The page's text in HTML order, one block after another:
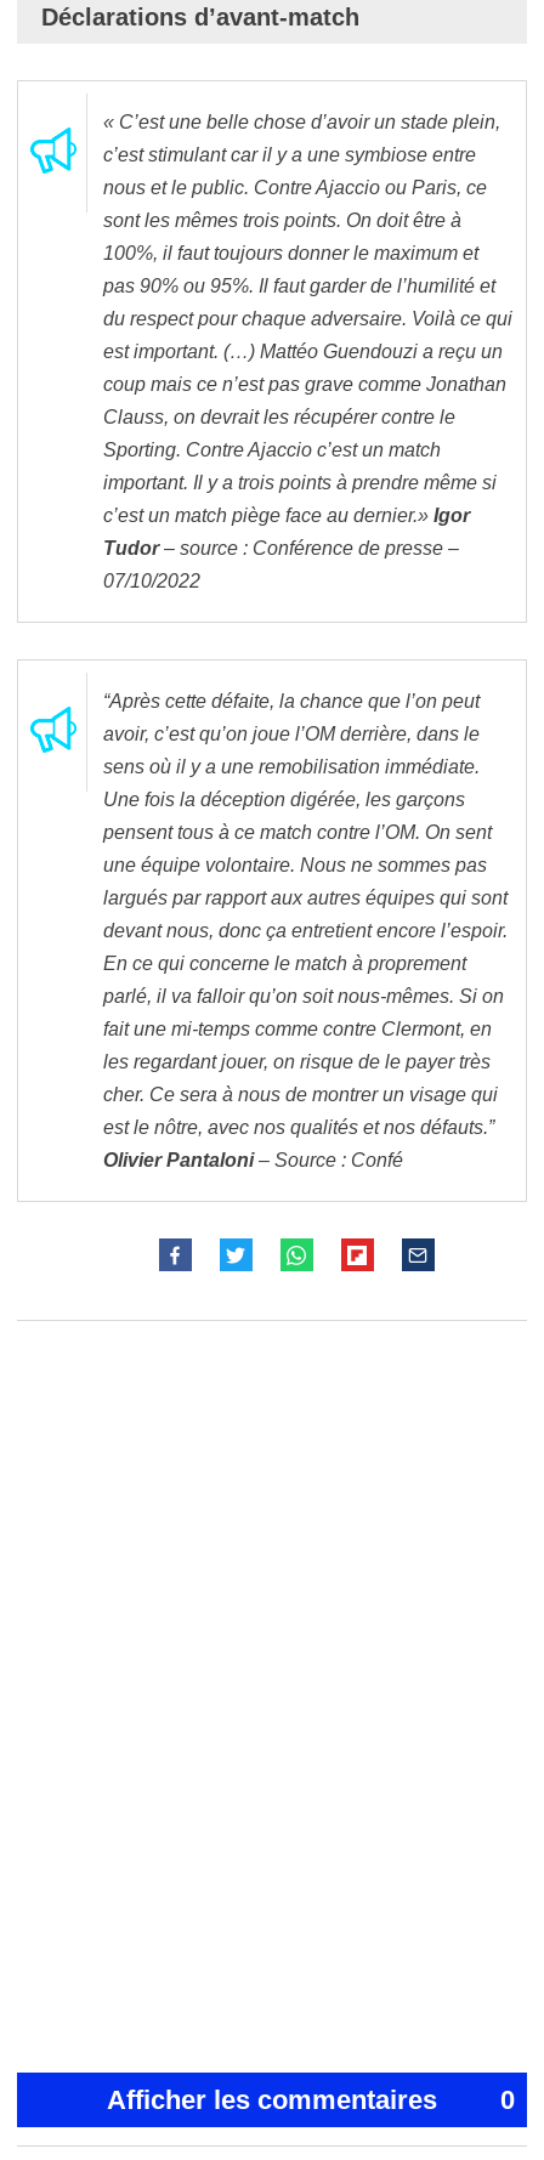
Déclarations d’avant-match
« C’est une belle chose d’avoir un stade plein,
c’est stimulant car il y a une symbiose entre
nous et le public. Contre Ajaccio ou Paris, ce
sont les mêmes trois points. On doit être à
100%, il faut toujours donner le maximum et
pas 90% ou 95%. Il faut garder de l’humilité et
du respect pour chaque adversaire. Voilà ce qui
est important. (…) Mattéo Guendouzi a reçu un
coup mais ce n’est pas grave comme Jonathan
Clauss, on devrait les récupérer contre le
Sporting. Contre Ajaccio c’est un match
important. Il y a trois points à prendre même si
c’est un match piège face au dernier.» Igor
Tudor– source : Conférence de presse –
07/10/2022
“Après cette défaite, la chance que l’on peut
avoir, c’est qu’on joue l’OM derrière, dans le
sens où il y a une remobilisation immédiate.
Une fois la déception digérée, les garçons
pensent tous à ce match contre l’OM. On sent
une équipe volontaire. Nous ne sommes pas
largués par rapport aux autres équipes qui sont
devant nous, donc ça entretient encore l’espoir.
En ce qui concerne le match à proprement
parlé, il va falloir qu’on soit nous-mêmes. Si on
fait une mi-temps comme contre Clermont, en
les regardant jouer, on risque de le payer très
cher. Ce sera à nous de montrer un visage qui
est le nôtre, avec nos qualités et nos défauts.”
Olivier Pantaloni– Source : Confé
Afficher les commentaires 0